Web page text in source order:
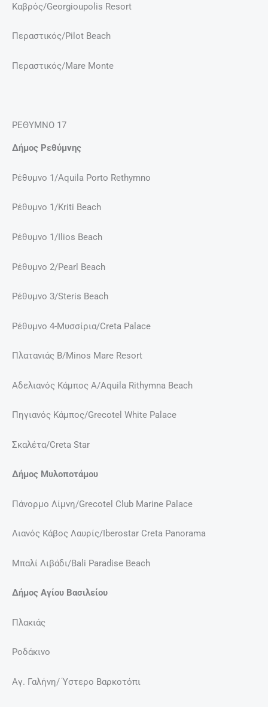
Καβρός/Georgioupolis Resort
Περαστικός/Pilot Beach
Περαστικός/Mare Monte
ΡΕΘΥΜΝΟ 17
Δήμος Ρεθύμνης
Ρέθυμνο 1/Aquila Porto Rethymno
Ρέθυμνο 1/Kriti Beach
Ρέθυμνο 1/Ilios Beach
Ρέθυμνο 2/Pearl Beach
Ρέθυμνο 3/Steris Beach
Ρέθυμνο 4-Μυσσίρια/Creta Palace
Πλατανιάς Β/Minos Mare Resort
Αδελιανός Κάμπος Α/Aquila Rithymna Beach
Πηγιανός Κάμπος/Grecotel White Palace
Σκαλέτα/Creta Star
Δήμος Μυλοποτάμου
Πάνορμο Λίμνη/Grecotel Club Marine Palace
Λιανός Κάβος Λαυρίς/Iberostar Creta Panorama
Μπαλί Λιβάδι/Bali Paradise Beach
Δήμος Αγίου Βασιλείου
Πλακιάς
Ροδάκινο
Αγ. Γαλήνη/ Ύστερο Βαρκοτόπι